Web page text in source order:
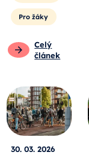
Pro žáky
Celý
článek
30. 03. 2026